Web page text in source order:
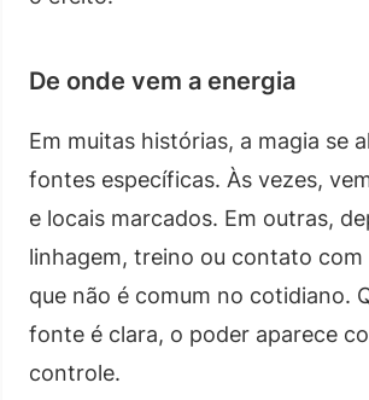
De onde vem a energia
Em muitas histórias, a magia se
fontes específicas. Às vezes,
e locais marcados. Em outras,
linhagem, treino ou contato com
que não é comum no cotidiano.
fonte é clara, o poder aparece
controle.